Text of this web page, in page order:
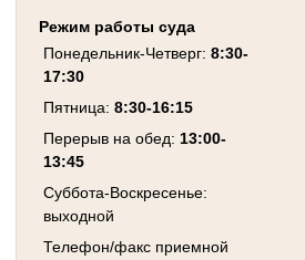
Режим работы суда
Понедельник-Четверг: 8:30-
17:30
Пятница: 8:30-16:15
Перерыв на обед: 13:00-
13:45
Суббота-Воскресенье:
выходной
Телефон/факс приемной